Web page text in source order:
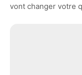
vont changer votre